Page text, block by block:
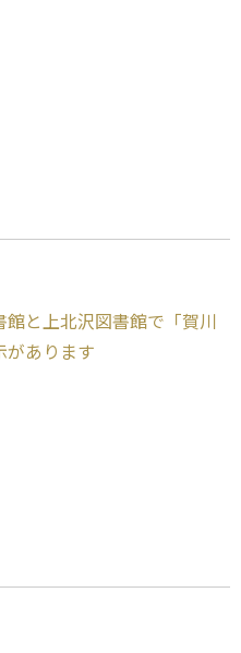
と上北沢図書館で「賀川
があります